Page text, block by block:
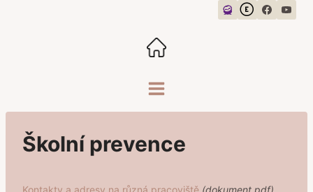
Školní prevence
Kontakty a adresy na různá pracoviště (dokument pdf)